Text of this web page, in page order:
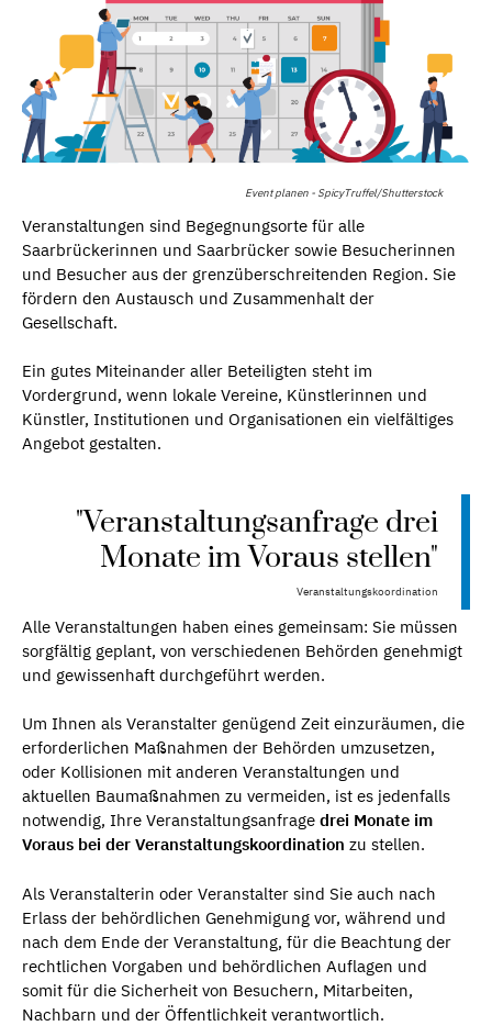
Event planen - SpicyTruffel/Shutterstock
Veranstaltungen sind Begegnungsorte für alle
Saarbrückerinnen und Saarbrücker sowie Besucherinnen
und Besucher aus der grenzüberschreitenden Region. Sie
fördern den Austausch und Zusammenhalt der
Gesellschaft.
Ein gutes Miteinander aller Beteiligten steht im
Vordergrund, wenn lokale Vereine, Künstlerinnen und
Künstler, Institutionen und Organisationen ein vielfältiges
Angebot gestalten.
"Veranstaltungsanfrage drei
Monate im Voraus stellen"
Veranstaltungskoordination
Alle Veranstaltungen haben eines gemeinsam: Sie müssen
sorgfältig geplant, von verschiedenen Behörden genehmigt
und gewissenhaft durchgeführt werden.
Um Ihnen als Veranstalter genügend Zeit einzuräumen, die
erforderlichen Maßnahmen der Behörden umzusetzen,
oder Kollisionen mit anderen Veranstaltungen und
aktuellen Baumaßnahmen zu vermeiden, ist es jedenfalls
notwendig, Ihre Veranstaltungsanfrage drei Monate im
Voraus bei der Veranstaltungskoordination zu stellen.
Als Veranstalterin oder Veranstalter sind Sie auch nach
Erlass der behördlichen Genehmigung vor, während und
nach dem Ende der Veranstaltung, für die Beachtung der
rechtlichen Vorgaben und behördlichen Auflagen und
somit für die Sicherheit von Besuchern, Mitarbeiten,
Nachbarn und der Öffentlichkeit verantwortlich.